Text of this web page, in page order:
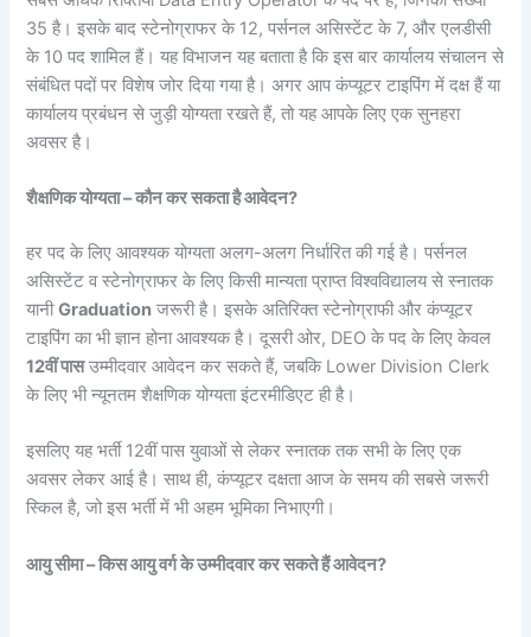
35 है। इसके बाद स्टेनोग्राफर के 12, पर्सनल असिस्टेंट के 7, और एलडीसी
के 10 पद शामिल हैं। यह विभाजन यह बताता है कि इस बार कार्यालय संचालन से
संबंधित पदों पर विशेष जोर दिया गया है। अगर आप कंप्यूटर टाइपिंग में दक्ष हैं या
कार्यालय प्रबंधन से जुड़ी योग्यता रखते हैं, तो यह आपके लिए एक सुनहरा
अवसर है।
शैक्षणिक योग्यता – कौन कर सकता है आवेदन?
हर पद के लिए आवश्यक योग्यता अलग-अलग निर्धारित की गई है। पर्सनल
असिस्टेंट व स्टेनोग्राफर के लिए किसी मान्यता प्राप्त विश्वविद्यालय से स्नातक
यानीGraduation जरूरी है। इसके अतिरिक्त स्टेनोग्राफी और कंप्यूटर
टाइपिंग का भी ज्ञान होना आवश्यक है। दूसरी ओर, DEO के पद के लिए केवल
12वीं पासउम्मीदवार आवेदन कर सकते हैं, जबकि Lower Division Clerk
के लिए भी न्यूनतम शैक्षणिक योग्यता इंटरमीडिएट ही है।
इसलिए यह भर्ती 12वीं पास युवाओं से लेकर स्नातक तक सभी के लिए एक
अवसर लेकर आई है। साथ ही, कंप्यूटर दक्षता आज के समय की सबसे जरूरी
स्किल है, जो इस भर्ती में भी अहम भूमिका निभाएगी।
आयु सीमा – किस आयु वर्ग के उम्मीदवार कर सकते हैं आवेदन?